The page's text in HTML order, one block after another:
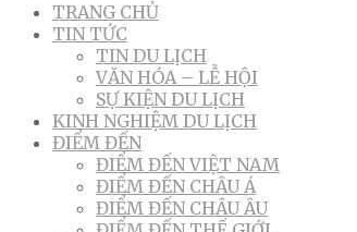
TRANG CHỦ
TIN TỨC
TIN DU LỊCH
VĂN HÓA – LỄ HỘI
SỰ KIỆN DU LỊCH
KINH NGHIỆM DU LỊCH
ĐIỂM ĐẾN
ĐIỂM ĐẾN VIỆT NAM
ĐIỂM ĐẾN CHÂU Á
ĐIỂM ĐẾN CHÂU ÂU